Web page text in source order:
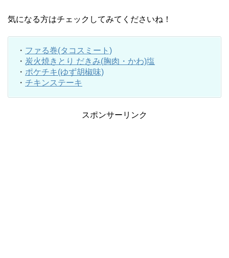
気になる方はチェックしてみてくださいね！
・ ファる巻(タコスミート)
・ 炭火焼きとり だきみ(胸肉・かわ)塩
・ ポケチキ(ゆず胡椒味)
・ チキンステーキ
スポンサーリンク